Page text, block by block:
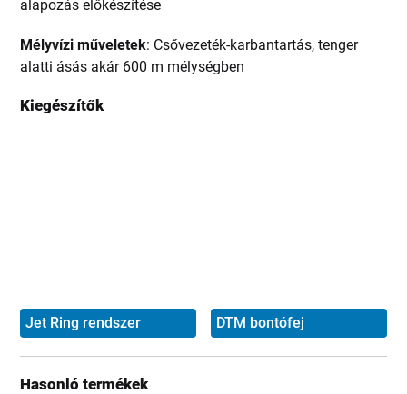
alapozás előkészítése
Mélyvízi műveletek: Csővezeték-karbantartás, tenger
alatti ásás akár 600 m mélységben
Kiegészítők
Jet Ring rendszer DTM bontófej
Hasonló termékek